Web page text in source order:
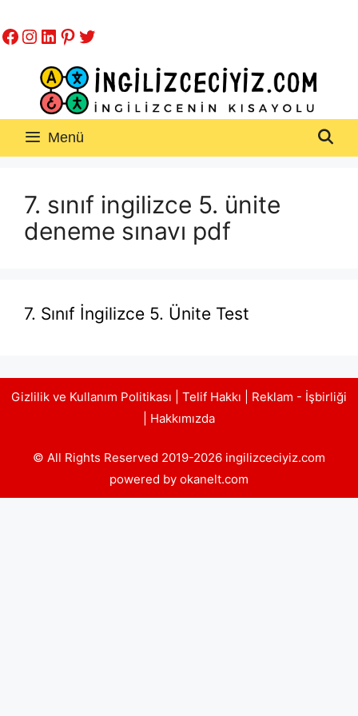
atla
Facebook
Instagram
LinkedIn
Pinterest
Twitter
Menü
7. sınıf ingilizce 5. ünite
deneme sınavı pdf
7. Sınıf İngilizce 5. Ünite Test
Gizlilik ve Kullanım Politikası Telif Hakkı
Reklam - İşbirliği
Hakkımızda
© All Rights Reserved 2019-2026 ingilizceciyiz.com
powered by okanelt.com